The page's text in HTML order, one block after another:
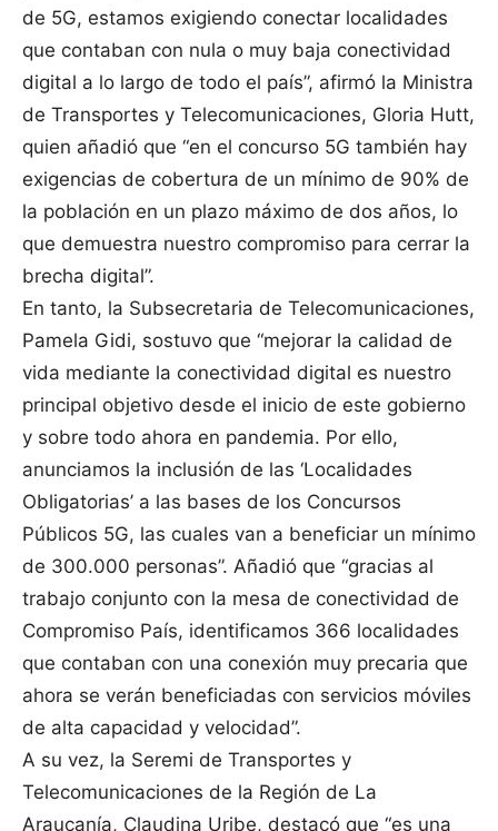
de 5G, estamos exigiendo conectar localidades
que contaban con nula o muy baja conectividad
digital a lo largo de todo el país”, afirmó la Ministra
de Transportes y Telecomunicaciones, Gloria Hutt,
quien añadió que “en el concurso 5G también hay
exigencias de cobertura de un mínimo de 90% de
la población en un plazo máximo de dos años, lo
que demuestra nuestro compromiso para cerrar la
brecha digital”.
En tanto, la Subsecretaria de Telecomunicaciones,
Pamela Gidi, sostuvo que “mejorar la calidad de
vida mediante la conectividad digital es nuestro
principal objetivo desde el inicio de este gobierno
y sobre todo ahora en pandemia. Por ello,
anunciamos la inclusión de las ‘Localidades
Obligatorias’ a las bases de los Concursos
Públicos 5G, las cuales van a beneficiar un mínimo
de 300.000 personas”. Añadió que “gracias al
trabajo conjunto con la mesa de conectividad de
Compromiso País, identificamos 366 localidades
que contaban con una conexión muy precaria que
ahora se verán beneficiadas con servicios móviles
de alta capacidad y velocidad”.
A su vez, la Seremi de Transportes y
Telecomunicaciones de la Región de La
Araucanía, Claudina Uribe, destacó que “es una